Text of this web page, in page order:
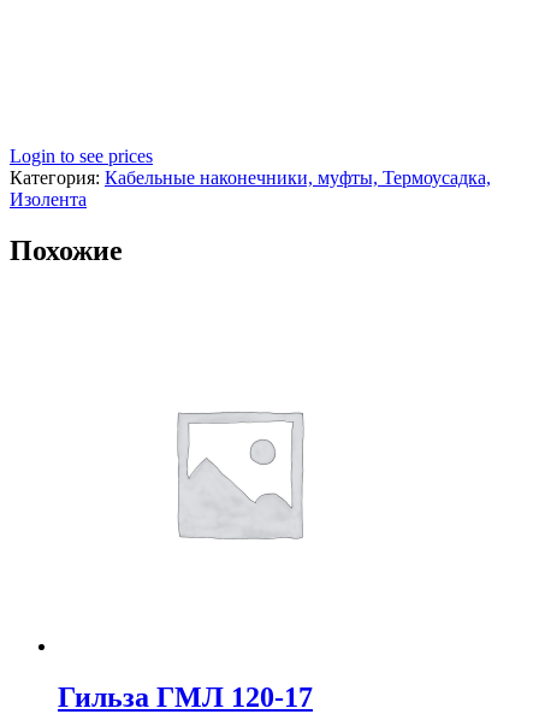
Login to see prices
Категория: Кабельные наконечники, муфты, Термоусадка,
Изолента
Похожие
Гильза ГМЛ 120-17